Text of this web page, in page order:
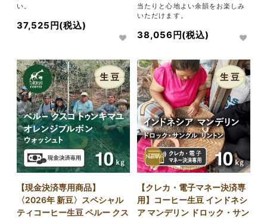
い。
37,525円(税込)
当たりと心地よい余韻をお楽しみ
いただけます。
38,056円(税込)
【現金決済専用商品】
〈2026年 新豆〉スペシャル
ティコーヒー生豆 ペルー クス
NEW
【クレカ・電子マネー決済専
用】コーヒー生豆 インドネシ
ア マンデリン ドロック・サン